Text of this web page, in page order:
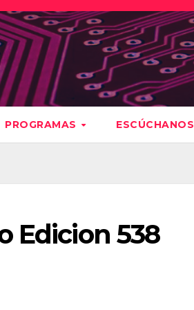
PROGRAMAS ESCÚCHANOS
Edicion 538